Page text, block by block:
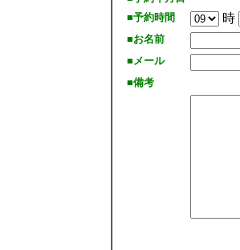
■予約時間
時
■お名前
■メール
■備考